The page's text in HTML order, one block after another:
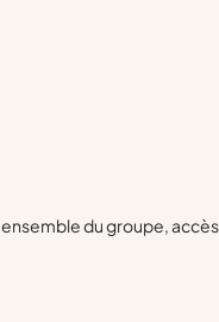
du groupe,